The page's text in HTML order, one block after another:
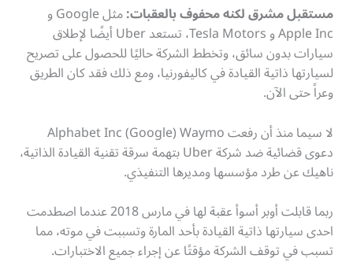
مستقبل مشرق لكنه محفوف بالعقبات:
مثل Google و
Apple Inc و Tesla Motors، تستعد Uber أيضًا لإطلاق
سيارات بدون سائق، وتخطط الشركة حاليًا للحصول على تصريح
لسيارتها ذاتية القيادة في كاليفورنيا، ومع ذلك فقد كان الطريق
وعراً حتى الآن.
لا سيما منذ أن رفعت Alphabet Inc (Google) Waymo
دعوى قضائية ضد شركة Uber بتهمة سرقة تقنية القيادة الذاتية،
ناهيك عن طرد مؤسسها ومديرها التنفيذي.
ربما قابلت أوبر أسوأ عقبة لها في مارس 2018 عندما اصطدمت
احدى سيارتها ذاتية القيادة بأحد المارة وتسببت في موته، مما
تسبب في توقف الشركة مؤقتًا عن إجراء جميع الاختبارات.